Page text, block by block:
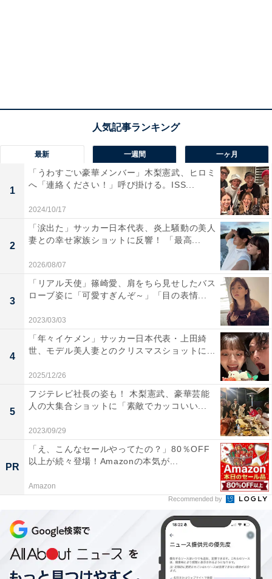
最新 一週間 一ヶ月
1
「うわすごい豪華メンバー」木梨憲武、ヒロミ
へ「連絡ください！」呼び掛ける。ISS...
2024/10/17
2
「涙出た」サッカー日本代表、炎上騒動の美人
妻との幸せ家族ショットに反響！ 「最高...
2026/08/07
3
「リアル天使」篠崎愛、肩をちら見せしたバス
ローブ姿に「可愛すぎんぞ～」「目の表情...
2023/03/03
4
「年々イケメン」サッカー日本代表・上田綺
世、モデル美人妻とのクリスマスショットに...
2025/12/26
5
フジテレビ社長の姿も！ 木梨憲武、豪華芸能
人の大集合ショットに「素敵でカッコいい...
2023/09/29
PR
「え、こんなセールやってたの？」80％OFF
以上が続々登場！Amazonの本気が...
Amazon
Recommended by